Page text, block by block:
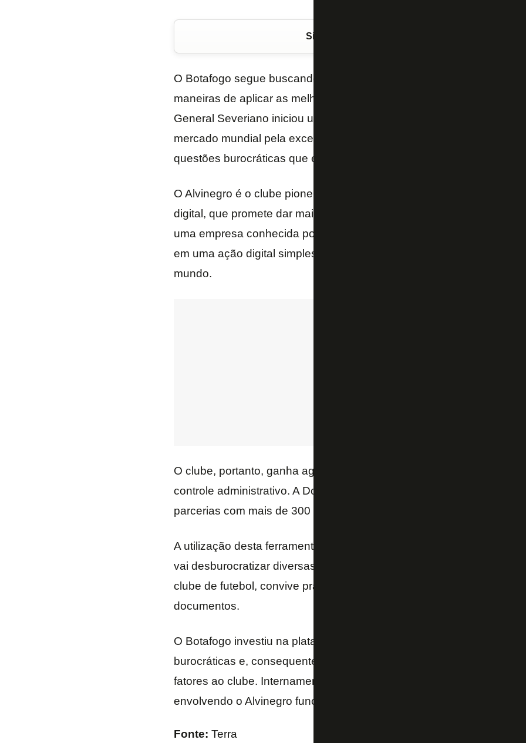
Siga o FogãoNET
O Botafogo segue buscando maneiras de aperfeiçoar a sua gestão e
maneiras de aplicar as melhores práticas de governança. Nesta
General Severiano iniciou uma parceria com a empresa DocuSign,
mercado mundial pela excelência nos serviços de otimizar a gestão
questões burocráticas que envolvem o Glorioso.
O Alvinegro é o clube pioneiro no Brasil na adoção de um sistema de
digital, que promete dar mais agilidade no fluxo de processos
uma empresa conhecida por transformar todos os contratos e
em uma ação digital simples em qualquer dispositivo móvel e em
mundo.
O clube, portanto, ganha agilidade no fluxo de contratos e
controle administrativo. A DocuSign é uma plataforma de alta
parcerias com mais de 300 mil empresas.
A utilização desta ferramenta promete acelerar as tomadas de
vai desburocratizar diversas questões que rondam o Botafogo –
clube de futebol, convive praticamente diariamente com contratos,
documentos.
O Botafogo investiu na plataforma justamente para facilitar todas as
burocráticas e, consequentemente, melhorar a velocidade dos
fatores ao clube. Internamente, a expectativa é que todos os tipos de
envolvendo o Alvinegro funcionem melhor.
Fonte: Terra